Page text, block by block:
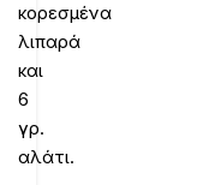
κορεσμένα
λιπαρά
και
6
γρ.
αλάτι.